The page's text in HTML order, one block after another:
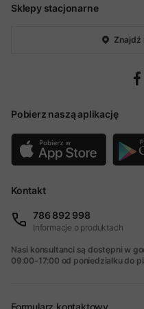
Sklepy stacjonarne
Znajdź
Pobierz naszą aplikację
Kontakt
786 892 998
Informacje o produktach
Nasi konsultanci są dostępni w
09:00-17:00 od poniedziałku do
Formularz kontaktowy